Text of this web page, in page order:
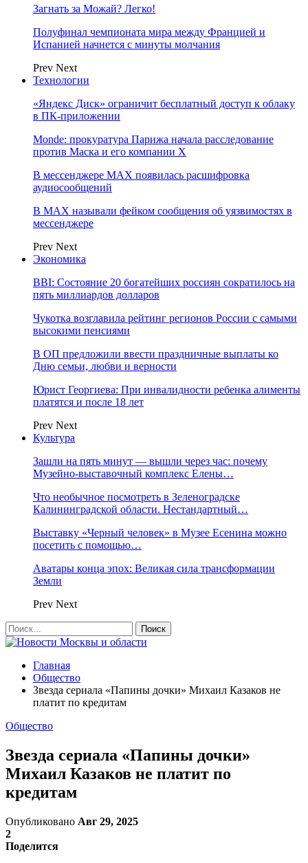
Загнать за Можай? Легко!
Полуфинал чемпионата мира между Францией и
Испанией начнется с минуты молчания
Prev Next
Технологии
«Яндекс Диск» ограничит бесплатный доступ к облаку
в ПК-приложении
Monde: прокуратура Парижа начала расследование
против Маска и его компании X
В мессенджере MAX появилась расшифровка
аудиосообщений
В МAX называли фейком сообщения об уязвимостях в
мессенджере
Prev Next
Экономика
BBI: Состояние 20 богатейших россиян сократилось на
пять миллиардов долларов
Чукотка возглавила рейтинг регионов России с самыми
высокими пенсиями
В ОП предложили ввести праздничные выплаты ко
Дню семьи, любви и верности
Юрист Георгиева: При инвалидности ребенка алименты
платятся и после 18 лет
Prev Next
Культура
Зашли на пять минут — вышли через час: почему
Музейно-выставочный комплекс Елены…
Что необычное посмотреть в Зеленоградске
Калининградской области. Нестандартный…
Выставку «Черный человек» в Музее Есенина можно
посетить с помощью…
Аватары конца эпох: Великая сила трансформации
Земли
Prev Next
Главная
Общество
Звезда сериала «Папины дочки» Михаил Казаков не
платит по кредитам
Общество
Звезда сериала «Папины дочки»
Михаил Казаков не платит по
кредитам
Опубликовано Авг 29, 2025
2
Поделится